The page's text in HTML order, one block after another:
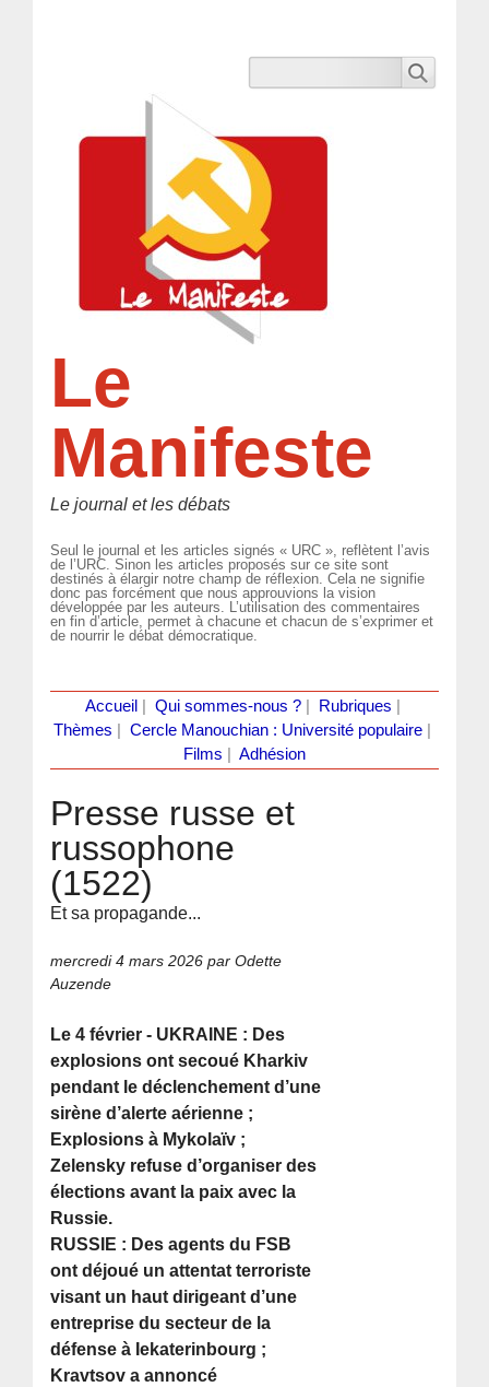
Le
Manifeste
Le journal et les débats
Seul le journal et les articles signés « URC », reflètent l’avis
de l’URC. Sinon les articles proposés sur ce site sont
destinés à élargir notre champ de réflexion. Cela ne signifie
donc pas forcément que nous approuvions la vision
développée par les auteurs. L’utilisation des commentaires
en fin d’article, permet à chacune et chacun de s’exprimer et
de nourrir le débat démocratique.
Accueil Qui sommes-nous ?| Rubriques
Thèmes
Cercle Manouchian : Université populaire
Films
Adhésion
Presse russe et
russophone
(1522)
Et sa propagande...
mercredi 4 mars 2026 par Odette
Auzende
Le 4 février - UKRAINE : Des
explosions ont secoué Kharkiv
pendant le déclenchement d’une
sirène d’alerte aérienne ;
Explosions à Mykolaïv ;
Zelensky refuse d’organiser des
élections avant la paix avec la
Russie.
RUSSIE : Des agents du FSB
ont déjoué un attentat terroriste
visant un haut dirigeant d’une
entreprise du secteur de la
défense à Iekaterinbourg ;
Kravtsov a annoncé